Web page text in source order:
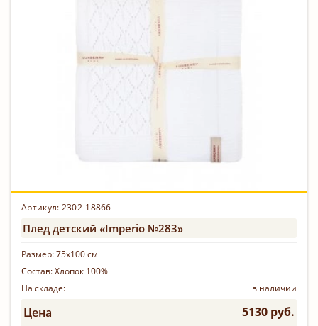
Артикул: 2302-18866
Плед детский «Imperio №283»
Размер:75х100 см
Состав:Хлопок 100%
На складе:
в наличии
Цена 5130 руб.